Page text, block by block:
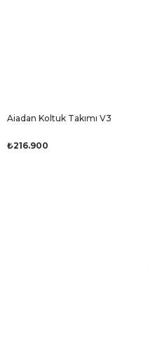
Aiadan Koltuk Takımı V3
₺216.900